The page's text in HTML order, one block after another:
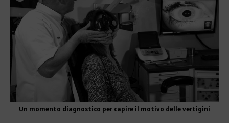
Un momento diagnostico per capire il motivo delle vertigini